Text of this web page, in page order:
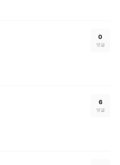
0
댓글
6
댓글